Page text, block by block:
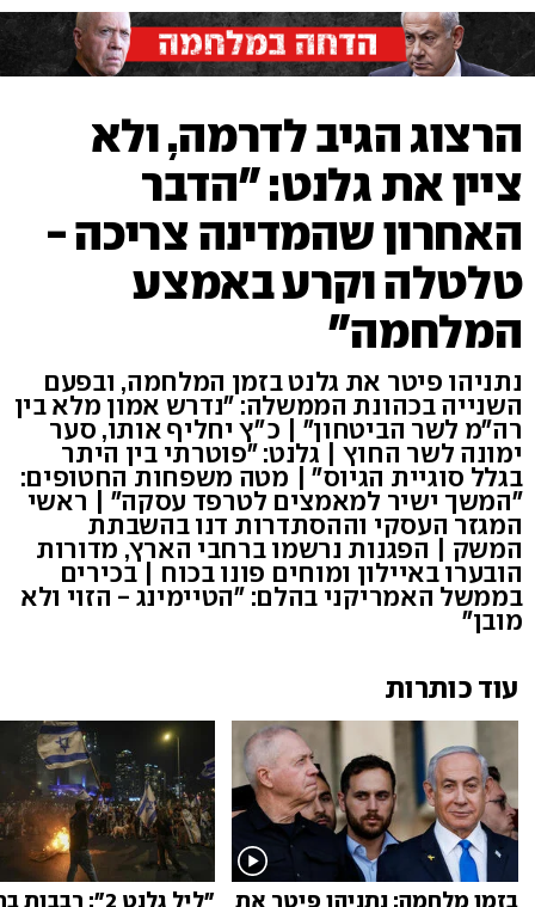
הרצוג הגיב לדרמה, ולא
ציין את גלנט: "הדבר
האחרון שהמדינה צריכה -
טלטלה וקרע באמצע
המלחמה"
נתניהו פיטר את גלנט בזמן המלחמה, ובפעם
השנייה בכהונת הממשלה: "נדרש אמון מלא בין
רה"מ לשר הביטחון" | כ״ץ יחליף אותו, סער
ימונה לשר החוץ | גלנט: "פוטרתי בין היתר
בגלל סוגיית הגיוס" | מטה משפחות החטופים:
"המשך ישיר למאמצים לטרפד עסקה" | ראשי
המגזר העסקי וההסתדרות דנו בהשבתת
המשק | הפגנות נרשמו ברחבי הארץ, מדורות
הובערו באיילון ומוחים פונו בכוח | בכירים
בממשל האמריקני בהלם: "הטיימינג - הזוי ולא
מובן"
עוד כותרות
בזמן מלחמה: נתניהו פיטר את
"ליל גלנט 2":